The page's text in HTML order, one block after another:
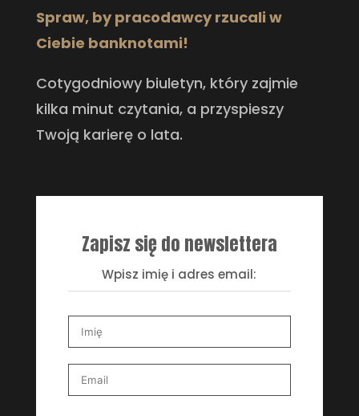
Spraw, by pracodawcy rzucali w
Ciebie banknotami!
Cotygodniowy biuletyn, który zajmie
kilka minut czytania, a przyspieszy
Twoją karierę o lata.
Zapisz się do newslettera
Wpisz imię i adres email: